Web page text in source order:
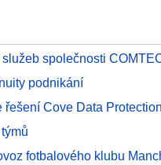
společnosti
podnikání
Cove Data Protection
fotbalového klubu